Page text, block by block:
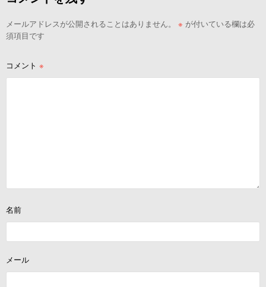
ー
シ
ン
メールアドレスが公開されることはありません。 ※ が付いている欄は必
須項目です
コメント ※
名前
メール